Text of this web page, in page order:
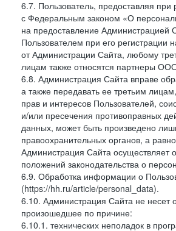
6.7. Пользователь, предоставляя
с Федеральным законом «О
на предоставление Администрацией
Пользователем при его
от Администрации Сайта, любому
лицам также относятся партнеры
6.8. Администрация Сайта вправе
а также передавать ее третьим
прав и интересов Пользователей,
и/или пресечения противоправных
данных, может быть произведено
правоохранительных органов, а
Администрация Сайта осуществляет
положений законодательства о
6.9. Обработка информации о
(https://hh.ru/article/personal_data).
6.10. Администрация Сайта не несет
произошедшее по причине:
6.10.1. технических неполадок в